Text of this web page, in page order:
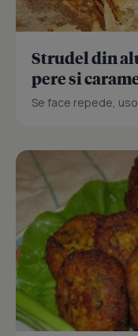
Strudel din
pere si
Se face repede,